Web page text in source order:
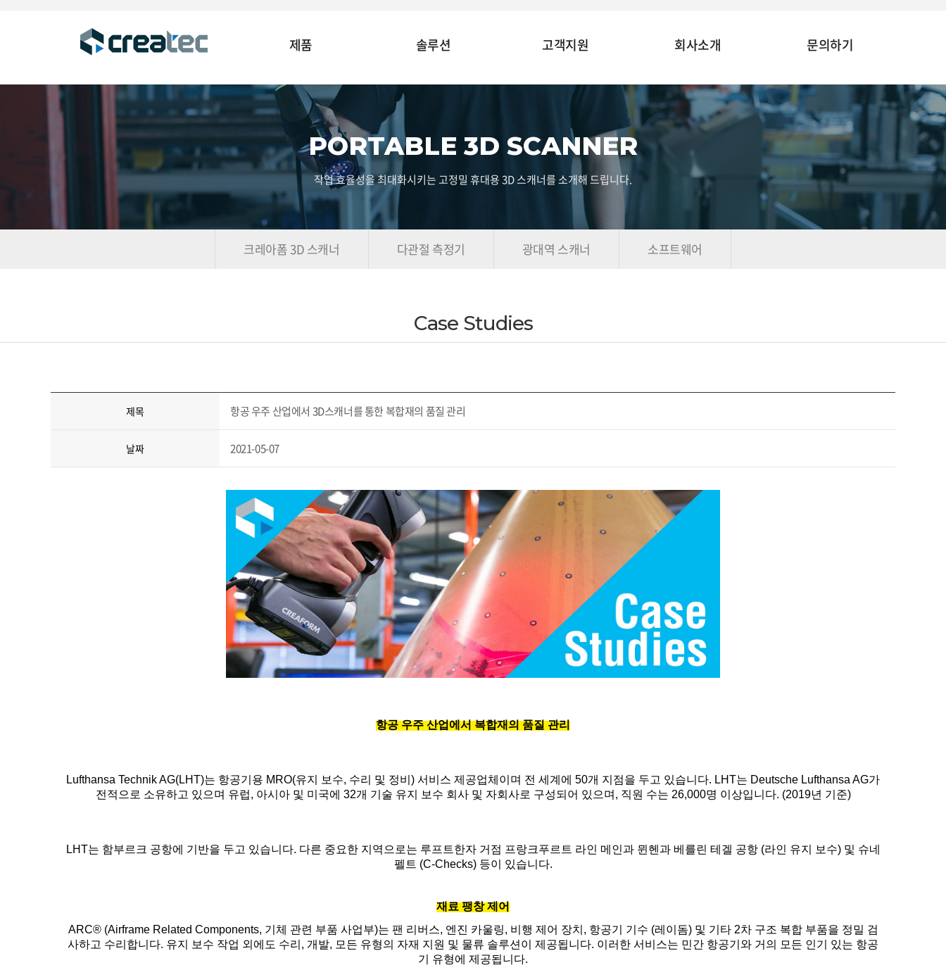
제품 솔루션 고객지원 회사소개 문의하기
PORTABLE 3D SCANNER
작업 효율성을 최대화시키는 고정밀 휴대용 3D 스캐너를 소개해 드립니다.
크레아폼 3D 스캐너 다관절 측정기 광대역 스캐너 소프트웨어
Case Studies
제목 항공 우주 산업에서 3D스캐너를 통한 복합재의 품질 관리
날짜 2021-05-07